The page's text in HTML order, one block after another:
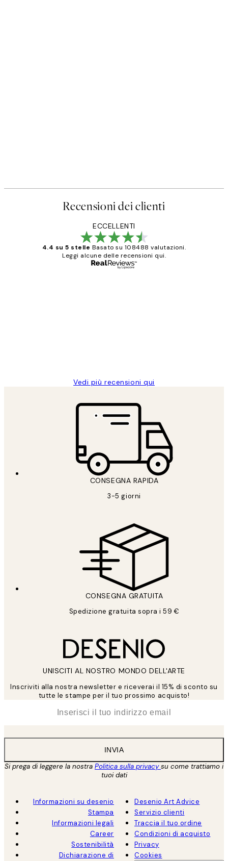
Recensioni dei clienti
ECCELLENTI
4.4 su 5 stelle Basato su 108488 valutazioni.
Leggi alcune delle recensioni qui.
Vedi più recensioni qui
CONSEGNA RAPIDA
3-5 giorni
CONSEGNA GRATUITA
Spedizione gratuita sopra i 59 €
UNISCITI AL NOSTRO MONDO DELL'ARTE
Inscriviti alla nostra newsletter e riceverai il 15% di sconto su
tutte le stampe per il tuo prossimo acquisto!
INVIA
Si prega di leggere la nostra Politica sulla privacysu come trattiamo i
tuoi dati
Informazioni su desenio
Stampa
Informazioni legali
Career
Sostenibilità
Dichiarazione di
Desenio Art Advice
Servizio clienti
Traccia il tuo ordine
Condizioni di acquisto
Privacy
Cookies